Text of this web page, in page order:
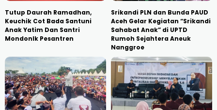
Tutup Daurah Ramadhan,
Keuchik Cot Bada Santuni
Anak Yatim Dan Santri
Mondonlk Pesantren
Srikandi PLN dan Bunda PAUD
Aceh Gelar Kegiatan “Srikandi
Sahabat Anak” di UPTD
Rumoh Sejahtera Aneuk
Nanggroe